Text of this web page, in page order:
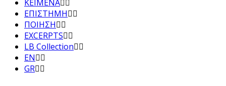
ΚΕΙΜΕΝΑ
ΕΠΙΣΤΗΜΗ
ΠΟΙΗΣΗ
EXCERPTS
LB Collection
EN
GR